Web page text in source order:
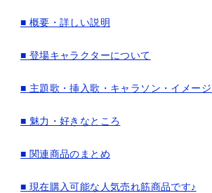
■ 概要・詳しい説明
■ 登場キャラクターについて
■ 主題歌・挿入歌・キャラソン・イメー
■ 魅力・好きなところ
■ 関連商品のまとめ
■ 現在購入可能な人気売れ筋商品です♪